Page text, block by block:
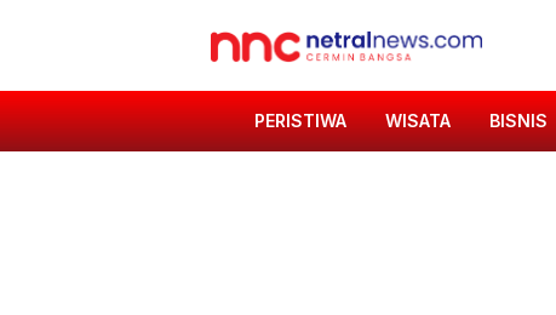
PERISTIWA WISATA BISNIS